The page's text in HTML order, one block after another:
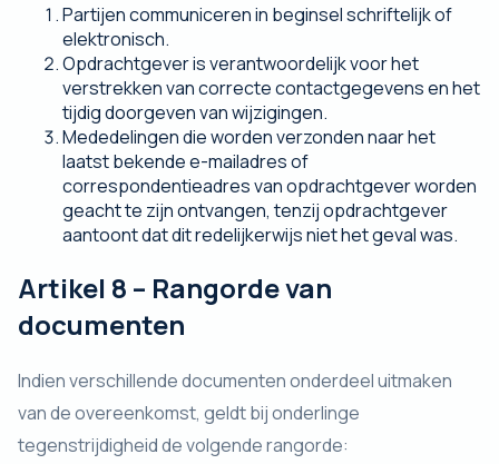
Partijen communiceren in beginsel schriftelijk of
elektronisch.
Opdrachtgever is verantwoordelijk voor het
verstrekken van correcte contactgegevens en het
tijdig doorgeven van wijzigingen.
Mededelingen die worden verzonden naar het
laatst bekende e-mailadres of
correspondentieadres van opdrachtgever worden
geacht te zijn ontvangen, tenzij opdrachtgever
aantoont dat dit redelijkerwijs niet het geval was.
Artikel 8 – Rangorde van
documenten
Indien verschillende documenten onderdeel uitmaken
van de overeenkomst, geldt bij onderlinge
tegenstrijdigheid de volgende rangorde: